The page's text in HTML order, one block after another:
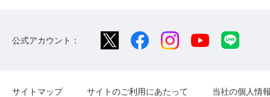
公式アカウント：
サイトマップ サイトのご利用にあたって 当社の個人情